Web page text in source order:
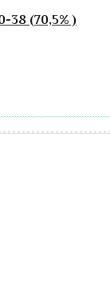
38 (70,5% )